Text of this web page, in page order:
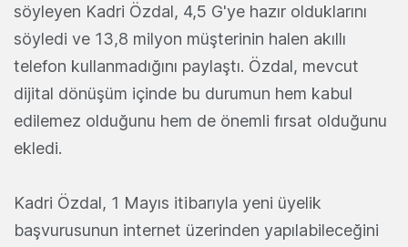
söyleyen Kadri Özdal, 4,5 G'ye hazır olduklarını
söyledi ve 13,8 milyon müşterinin halen akıllı
telefon kullanmadığını paylaştı. Özdal, mevcut
dijital dönüşüm içinde bu durumun hem kabul
edilemez olduğunu hem de önemli fırsat olduğunu
ekledi.
Kadri Özdal, 1 Mayıs itibarıyla yeni üyelik
başvurusunun internet üzerinden yapılabileceğini